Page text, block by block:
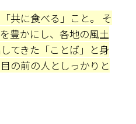
共に食べる」こと。 そ
豊かにし、各地の風土
てきた「ことば」と身
の前の人としっかりと